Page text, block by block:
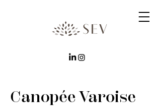
Canopée Varoise